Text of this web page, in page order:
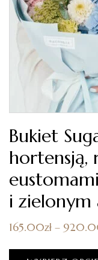
Bukiet
hortensją,
i
165.00zł –